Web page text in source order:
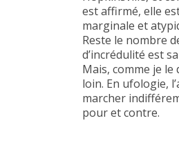
est affirmé, elle
marginale et
Reste le nombre
d’incrédulité est
Mais, comme je
loin. En ufologie,
marcher
pour et contre.